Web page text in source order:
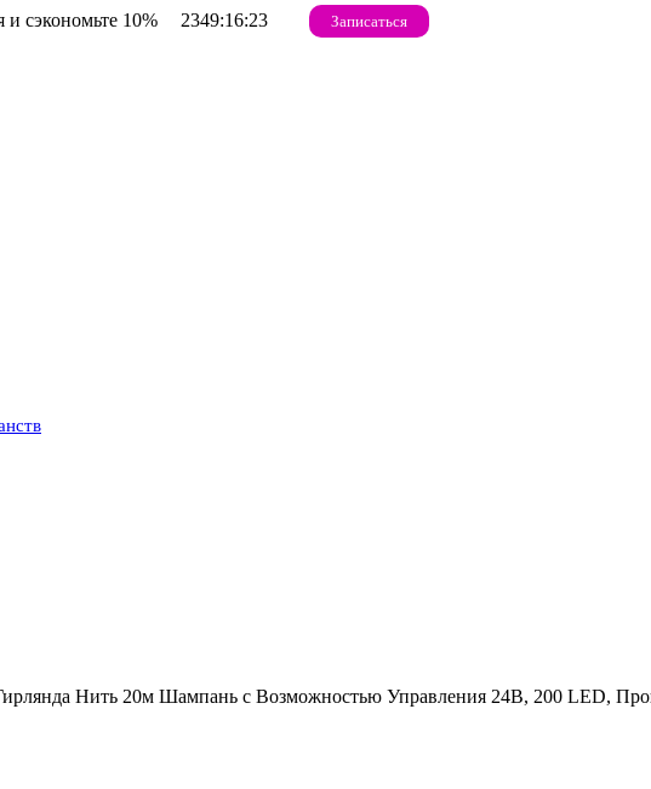
10% 2349:16:22 Записаться
Нить 20м Шампань с Возможностью Управления 24В, 200 LED,